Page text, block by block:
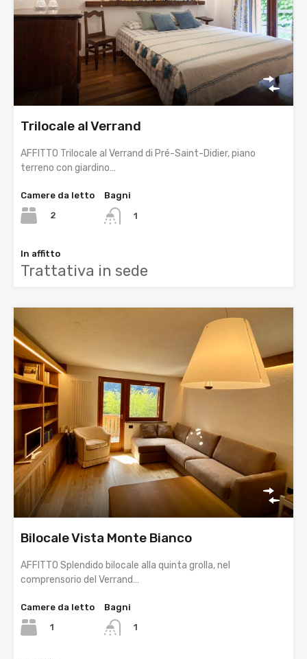
Trilocale al Verrand
AFFITTO Trilocale al Verrand di Pré-Saint-Didier, piano
terreno con giardino…
Camere da letto
2
Bagni
1
In affitto
Trattativa in sede
Bilocale Vista Monte Bianco
AFFITTO Splendido bilocale alla quinta grolla, nel
comprensorio del Verrand…
Camere da letto
1
Bagni
1